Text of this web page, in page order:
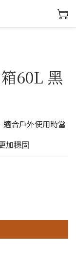
60L 黑
合戶外使用時當
加穩固